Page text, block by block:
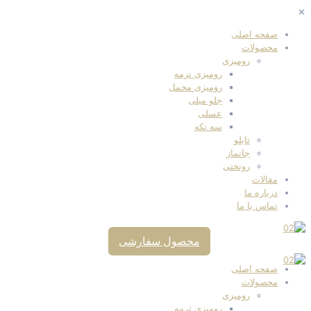
✕
صفحه اصلی
محصولات
رومیزی
رومیزی ترمه
رومیزی مخمل
جلو مبلی
عسلی
سه تکه
تابلو
جانماز
روتختی
مقالات
درباره ما
تماس با ما
محصول سفارشی
صفحه اصلی
محصولات
رومیزی
رومیزی ترمه